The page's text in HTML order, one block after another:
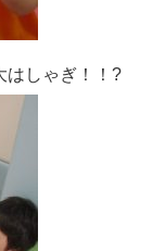
はしゃぎ！！?